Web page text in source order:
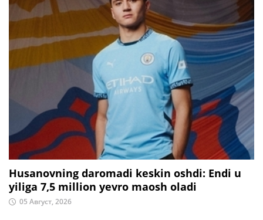
Husanovning daromadi keskin oshdi: Endi u
yiliga 7,5 million yevro maosh oladi
05 Август, 2026